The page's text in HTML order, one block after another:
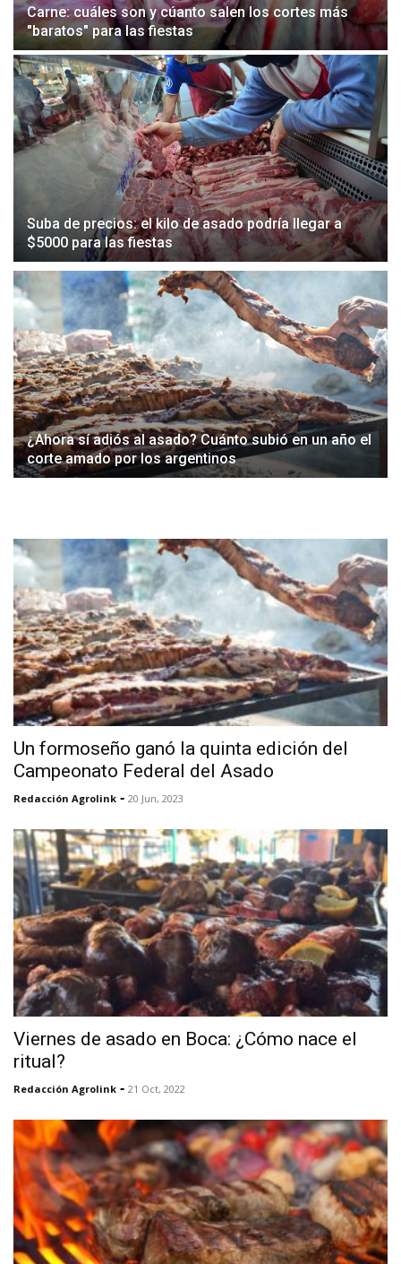
Carne: cuáles son y cúanto salen los cortes más
"baratos" para las fiestas
Suba de precios: el kilo de asado podría llegar a
$5000 para las fiestas
¿Ahora sí adiós al asado? Cuánto subió en un año el
corte amado por los argentinos
Un formoseño ganó la quinta edición del
Campeonato Federal del Asado
Redacción Agrolink - 20 Jun, 2023
Viernes de asado en Boca: ¿Cómo nace el
ritual?
Redacción Agrolink - 21 Oct, 2022